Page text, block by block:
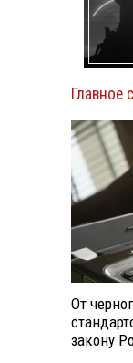
Главное
От
закону